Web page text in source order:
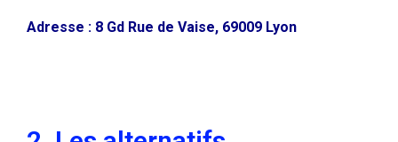
Adresse : 8 Gd Rue de Vaise, 69009 Lyon